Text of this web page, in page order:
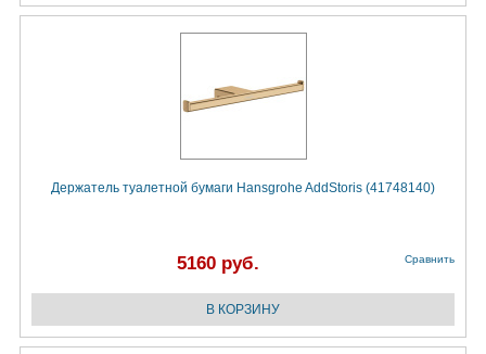
Держатель туалетной бумаги Hansgrohe AddStoris (41748140)
5160 руб. Сравнить